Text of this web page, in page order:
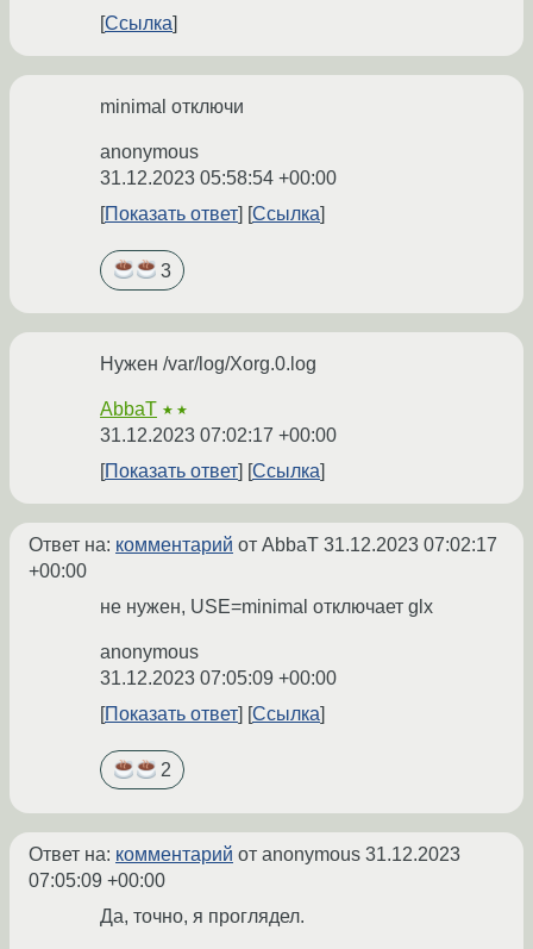
Ссылка
minimal отключи
anonymous
31.12.2023 05:58:54 +00:00
Показать ответ
Ссылка
3
Нужен /var/log/Xorg.0.log
AbbaT ★★
31.12.2023 07:02:17 +00:00
Показать ответ
Ссылка
Ответ на: комментарий от AbbaT 31.12.2023 07:02:17
+00:00
не нужен, USE=minimal отключает glx
anonymous
31.12.2023 07:05:09 +00:00
Показать ответ
Ссылка
2
Ответ на: комментарий от anonymous 31.12.2023
07:05:09 +00:00
Да, точно, я проглядел.